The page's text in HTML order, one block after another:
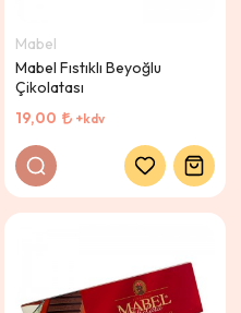
Mabel
Mabel Fıstıklı Beyoğlu
Çikolatası
19,00
+kdv